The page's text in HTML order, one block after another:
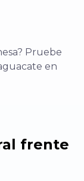
Pruebe
en
frente